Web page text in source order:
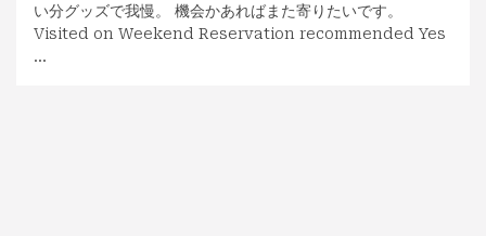
い分グッズで我慢。 機会かあればまた寄りたいです。
Visited on Weekend Reservation recommended Yes
…